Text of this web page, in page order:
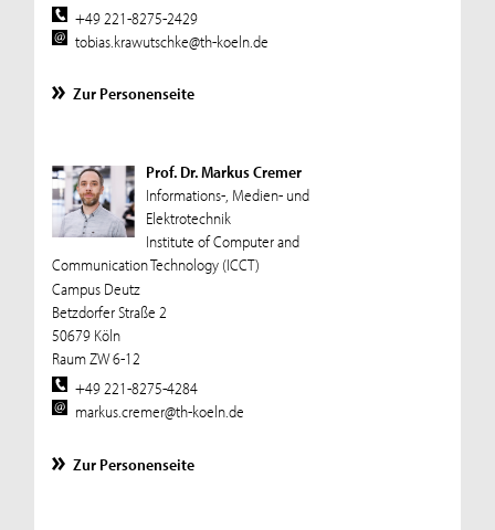
+49 221-8275-2429
tobias.krawutschke@th-koeln.de
Zur Personenseite
Prof. Dr. Markus Cremer
Informations-, Medien- und
Elektrotechnik
Institute of Computer and
Communication Technology (ICCT)
Campus Deutz
Betzdorfer Straße 2
50679 Köln
Raum ZW 6-12
+49 221-8275-4284
markus.cremer@th-koeln.de
Zur Personenseite